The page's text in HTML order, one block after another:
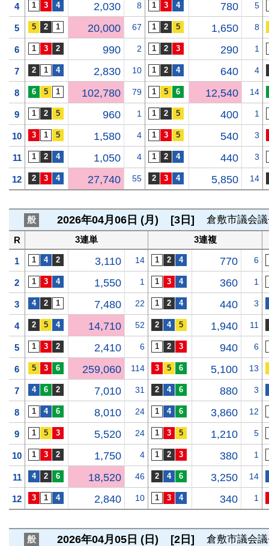
4 2,030 8 780 5
5 20,000 67 1,650 8
6 990 2 290 1
7 2,830 10 640 4
8 102,780 79 12,540 14
9 960 1 400 1
10 1,580 4 540 3
11 1,050 4 440 3
12 27,740 55 5,850 14
般 2026年04月06日 (月) [3日] 倉敷市議会
R 3連単 3連複
1 3,110 14 770 6
2 1,550 1 360 1
3 7,480 22 440 3
4 14,710 52 1,940 11
5 2,410 6 940 6
6 259,060 114 5,100 13
7 7,010 31 880 3
8 8,010 24 3,860 12
9 5,520 24 1,210 5
10 1,750 4 380 1
11 18,520 46 3,250 14
12 2,840 10 340 1
般 2026年04月05日 (日) [2日] 倉敷市議会